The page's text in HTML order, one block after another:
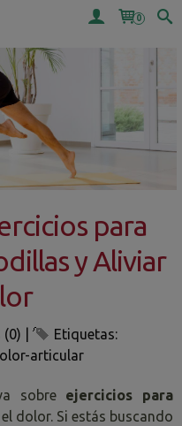
0
para
y Aliviar
(0)
Etiquetas:
articular
sobre ejercicios para
dolor. Si estás buscando